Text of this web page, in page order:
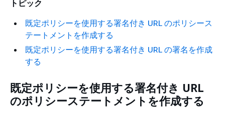
トピック
既定ポリシーを使用する署名付き URL のポリシース
テートメントを作成する
既定ポリシーを使用する署名付き URL の署名を作成
する
既定ポリシーを使用する署名付き URL
のポリシーステートメントを作成する